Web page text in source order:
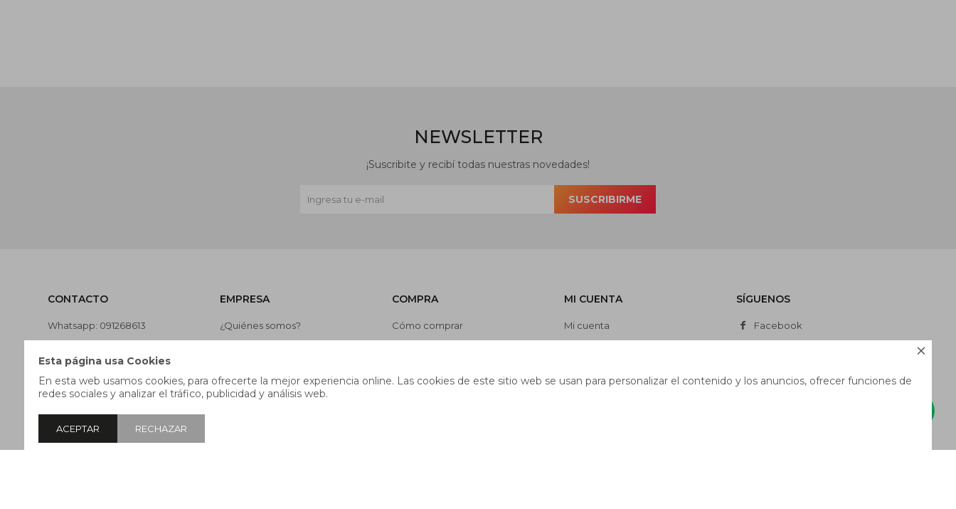

Esta página usa Cookies
En esta web usamos cookies, para ofrecerte la mejor experiencia online. Las cookies de este sitio web se usan para personalizar el contenido y los anuncios, ofrecer funciones de
redes sociales y analizar el tráfico, publicidad y análisis web.
ACEPTAR RECHAZAR
CONTACTO
Whatsapp: 091268613
Lunes a jueves de 9:00 a 13:00 y
de 14:00 a 17:45, viernes de 9:30
a 13:00 y de 14:00 a 17:45.
EMPRESA
¿Quiénes somos?
Nuestras tiendas
COMPRA
Cómo comprar
MI CUENTA
Mi cuenta
Wish List
SÍGUENOS
Facebook
NEWSLETTER
¡Suscribite y recibí todas nuestras novedades!
SUSCRIBIRME